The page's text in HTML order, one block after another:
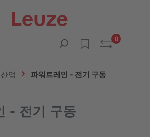
0
업 파워트레인 - 전기 구동
- 전기 구동